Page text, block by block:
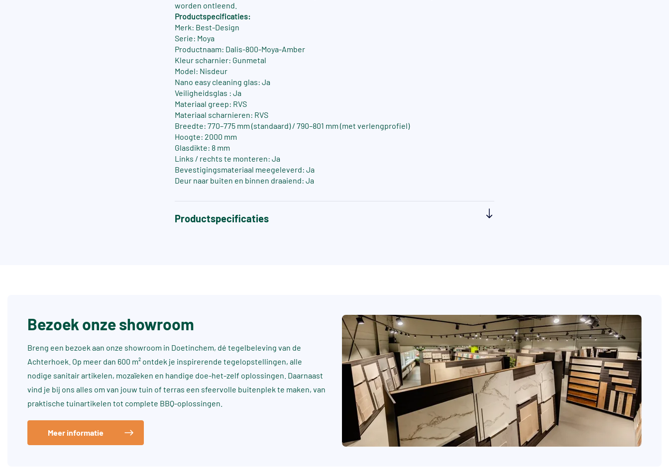
worden ontleend.
Productspecificaties:
Merk: Best-Design
Serie: Moya
Productnaam: Dalis-800-Moya-Amber
Kleur scharnier: Gunmetal
Model: Nisdeur
Nano easy cleaning glas: Ja
Veiligheidsglas : Ja
Materiaal greep: RVS
Materiaal scharnieren: RVS
Breedte: 770–775 mm (standaard) / 790–801 mm (met verlengprofiel)
Hoogte: 2000 mm
Glasdikte: 8 mm
Links / rechts te monteren: Ja
Bevestigingsmateriaal meegeleverd: Ja
Deur naar buiten en binnen draaiend: Ja
Productspecificaties
Bezoek onze showroom
Breng een bezoek aan onze showroom in Doetinchem, dé tegelbeleving van de
Achterhoek. Op meer dan 600 m² ontdek je inspirerende tegelopstellingen, alle
nodige sanitair artikelen, mozaïeken en handige doe-het-zelf oplossingen. Daarnaast
vind je bij ons alles om van jouw tuin of terras een sfeervolle buitenplek te maken, van
praktische tuinartikelen tot complete BBQ-oplossingen.
Meer informatie